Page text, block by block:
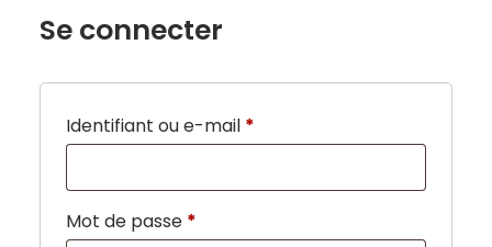
Se connecter
Identifiant ou e-mail *
Mot de passe *